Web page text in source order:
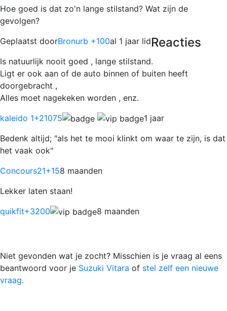
Hoe goed is dat zo'n lange stilstand? Wat zijn de
gevolgen?
Geplaatst doorBronurb +100al 1 jaar lidReacties
Is natuurlijk nooit goed , lange stilstand.
Ligt er ook aan of de auto binnen of buiten heeft
doorgebracht ,
Alles moet nagekeken worden , enz.
kaleido 1+21075
1 jaar
Bedenk altijd; "als het te mooi klinkt om waar te zijn, is dat
het vaak ook"
Concours21+158 maanden
Lekker laten staan!
quikfit+3200 8 maanden
Niet gevonden wat je zocht? Misschien is je vraag al eens
beantwoord voor je Suzuki Vitara of stel zelf een nieuwe
vraag.